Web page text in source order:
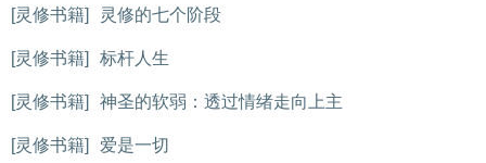
[灵修书籍] 灵修的七个阶段
[灵修书籍] 标杆人生
[灵修书籍] 神圣的软弱：透过情绪走向上主
[灵修书籍] 爱是一切